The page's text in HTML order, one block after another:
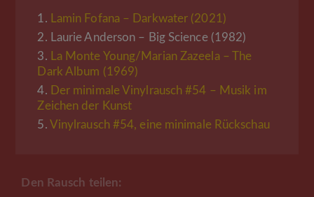
1. Lamin Fofana – Darkwater (2021)
2. Laurie Anderson – Big Science (1982)
3. La Monte Young/Marian Zazeela – The
Dark Album (1969)
4.
Der minimale Vinylrausch #54 – Musik im
Zeichen der Kunst
5. Vinylrausch #54, eine minimale Rückschau
Den Rausch teilen: